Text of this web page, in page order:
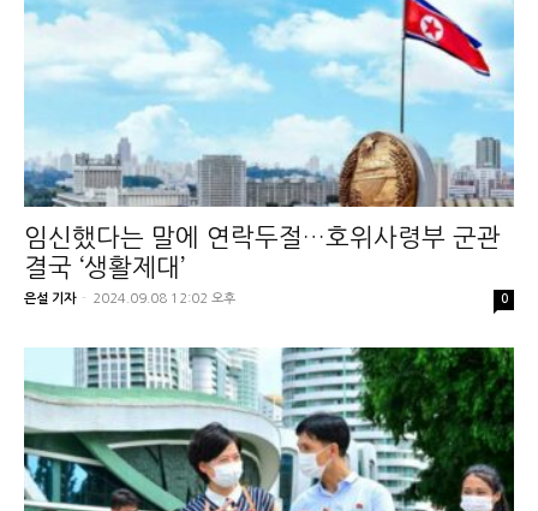
임신했다는 말에 연락두절…호위사령부 군관
결국 ‘생활제대’
은설 기자 - 2024.09.08 12:02 오후 0